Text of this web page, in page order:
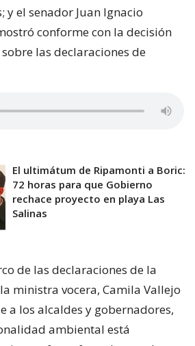
el senador Juan Ignacio
conforme con la decisión
las declaraciones de
El ultimátum de Ripamonti a Boric:
72 horas para que Gobierno
rechace proyecto en playa Las
Salinas
de las declaraciones de la
ministra vocera, Camila Vallejo
a los alcaldes y gobernadores,
ambiental está